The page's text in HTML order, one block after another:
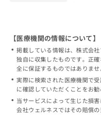
【医療機関の情報について】
掲載している情報は、株式会
独自に収集したものです。正
全に保証するものではありませ
実際に検索された医療機関で
に確認していただくことをお勧
当サービスによって生じた損
会社ウェルネスではその賠償